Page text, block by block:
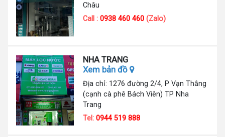
Châu
Call :0938 460 460 (Zalo)
NHA TRANG
Xem bản đồ
Địa chỉ: 1276 đường 2/4, P Vạn Thắng
(cạnh cà phê Bách Viên) TP Nha
Trang
Tel:0944 519 888